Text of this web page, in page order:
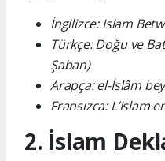
İngilizce: Islam
Türkçe: Doğu ve
Şaban)
Arapça: el-İslâm
Fransızca: L’Islam
2. İslam